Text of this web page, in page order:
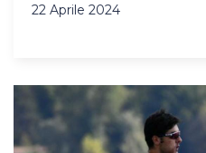
22 Aprile 2024